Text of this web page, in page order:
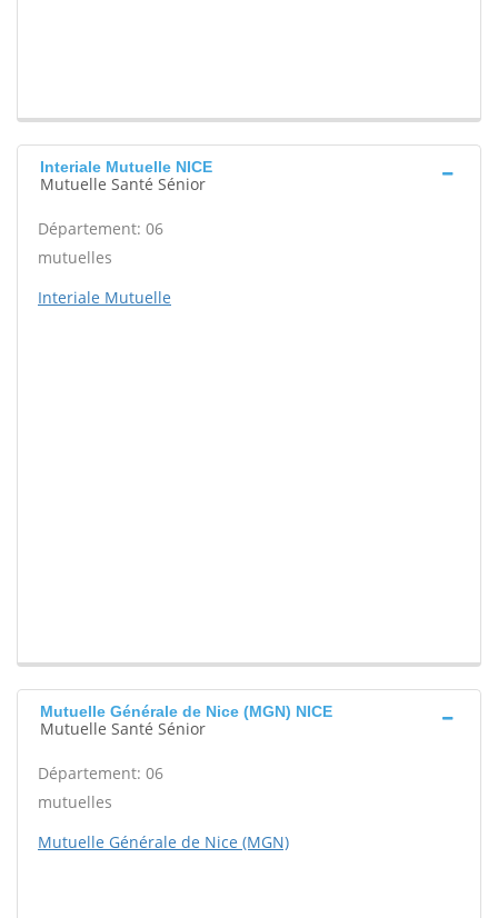
Interiale Mutuelle NICE
Mutuelle Santé Sénior
Département: 06
mutuelles
Interiale Mutuelle
Mutuelle Générale de Nice (MGN) NICE
Mutuelle Santé Sénior
Département: 06
mutuelles
Mutuelle Générale de Nice (MGN)